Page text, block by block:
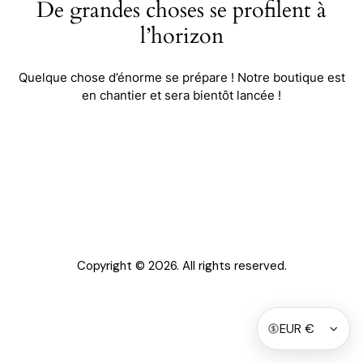
De grandes choses se profilent à
l’horizon
Quelque chose d’énorme se prépare ! Notre boutique est
en chantier et sera bientôt lancée !
Copyright © 2026. All rights reserved.